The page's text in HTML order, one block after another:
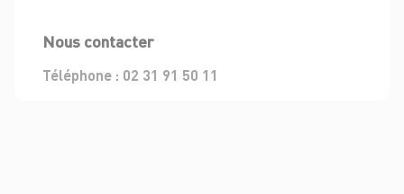
Nous contacter
Téléphone : 02 31 91 50 11